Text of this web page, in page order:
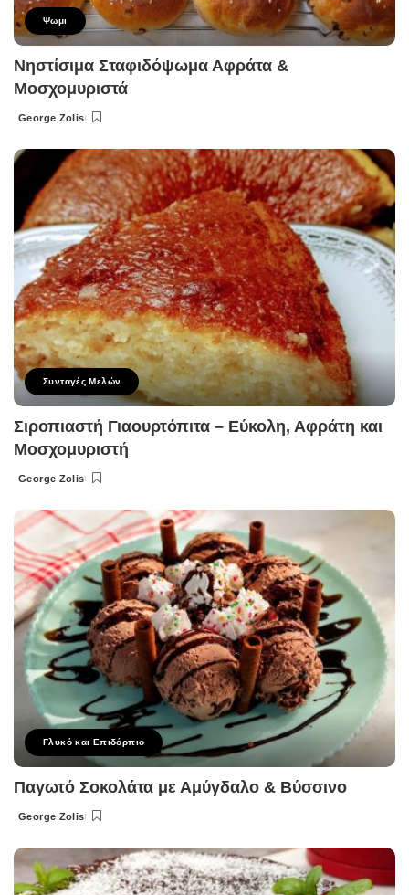
Ψωμι
Νηστίσιμα Σταφιδόψωμα Αφράτα &
Μοσχομυριστά
Posted
George Zolis
Συνταγές Μελών
Σιροπιαστή Γιαουρτόπιτα – Εύκολη, Αφράτη και
Μοσχομυριστή
Posted
George Zolis
Γλυκό και Επιδόρπιο
Παγωτό Σοκολάτα με Αμύγδαλο & Βύσσινο
Posted
George Zolis